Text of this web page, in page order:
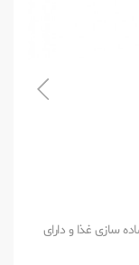
سازی غذا و دارای